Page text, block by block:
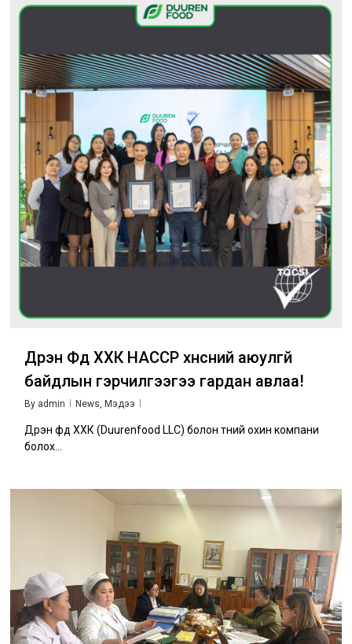
Дүүрэн Фүүд ХХК HACCP хүнсний аюулгүй
байдлын гэрчилгээгээ гардан авлаа!
By admin News ,Мэдээ
Дүүрэн фүүд ХХК (Duurenfood LLC) болон түүний охин компани
болох...